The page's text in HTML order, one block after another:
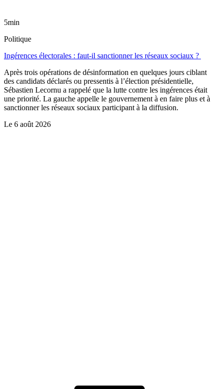
5min
Politique
Ingérences électorales : faut-il sanctionner les réseaux sociaux ?
Après trois opérations de désinformation en quelques jours ciblant
des candidats déclarés ou pressentis à l’élection présidentielle,
Sébastien Lecornu a rappelé que la lutte contre les ingérences était
une priorité. La gauche appelle le gouvernement à en faire plus et à
sanctionner les réseaux sociaux participant à la diffusion.
Le 6 août 2026